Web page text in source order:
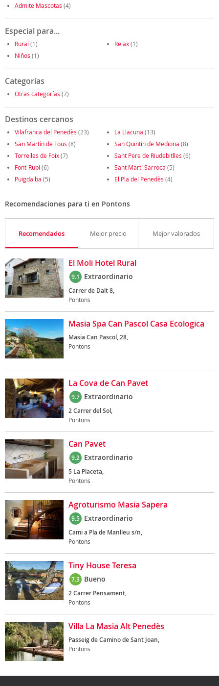
Admite Mascotas (4)
Especial para...
Rural (1) Relax(1)
Niños (1)
Categorías
Otras categorías (7)
Destinos cercanos
Vilafranca del Penedès (23) La Llacuna (13)
San Martín de Tous (8) San Quintín de Mediona (8)
Torrelles de Foix(7) Sant Pere de Riudebitlles (6)
Font-Rubí(6) Sant Martí Sarroca (5)
Puigdalba (5) El Pla del Penedès (4)
Recomendaciones para ti en Pontons
Recomendados Mejor precio Mejor valorados
El Moli Hotel Rural
9.1 Extraordinario
Carrer de Dalt 8,
Pontons
Masia Spa Can Pascol Casa Ecologica
Masia Can Pascol, 28,
Pontons
La Cova de Can Pavet
9.7 Extraordinario
2 Carrer del Sol,
Pontons
Can Pavet
9.2 Extraordinario
5 La Placeta,
Pontons
Agroturismo Masia Sapera
9.5 Extraordinario
Cami a Pla de Manlleu s/n,
Pontons
Tiny House Teresa
7.3 Bueno
2 Carrer Pensament,
Pontons
Villa La Masia Alt Penedès
Passeig de Camino de Sant Joan,
Pontons